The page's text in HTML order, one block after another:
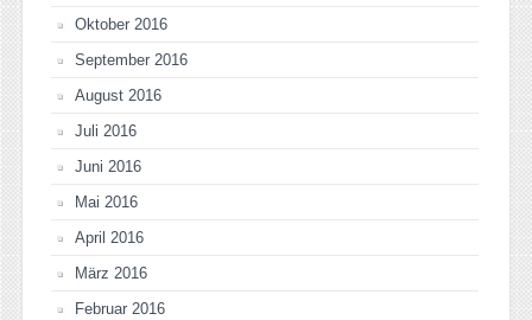
Oktober 2016
September 2016
August 2016
Juli 2016
Juni 2016
Mai 2016
April 2016
März 2016
Februar 2016